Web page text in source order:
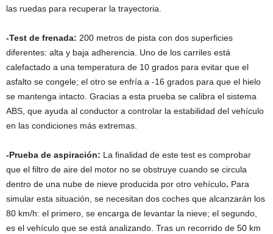
las ruedas para recuperar la trayectoria.
-Test de frenada: 200 metros de pista con dos superficies
diferentes: alta y baja adherencia. Uno de los carriles está
calefactado a una temperatura de 10 grados para evitar que el
asfalto se congele; el otro se enfría a -16 grados para que el hielo
se mantenga intacto. Gracias a esta prueba se calibra el sistema
ABS, que ayuda al conductor a controlar la estabilidad del vehículo
en las condiciones más extremas.
-Prueba de aspiración: La finalidad de este test es comprobar
que el filtro de aire del motor no se obstruye cuando se circula
dentro de una nube de nieve producida por otro vehículo. Para
simular esta situación, se necesitan dos coches que alcanzarán los
80 km/h: el primero, se encarga de levantar la nieve; el segundo,
es el vehículo que se está analizando. Tras un recorrido de 50 km